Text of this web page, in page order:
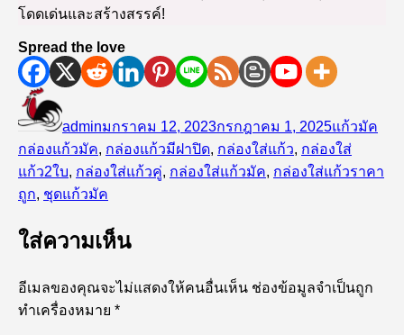
โดดเด่นและสร้างสรรค์!
Spread the love
เขียน
adminเมื่อ
มกราคม 12, 2023กรกฎาคม 1, 2025หมู่
แก้วมัค
กล่องแก้วมัค, กล่องแก้วมีฝาปิด, กล่องใส่แก้ว, กล่องใส่
แก้ว2ใบ, กล่องใส่แก้วคู่, กล่องใส่แก้วมัค, กล่องใส่แก้วราคา
ถูก, ชุดแก้วมัค
ใส่ความเห็น
อีเมลของคุณจะไม่แสดงให้คนอื่นเห็น ช่องข้อมูลจำเป็นถูก
ทำเครื่องหมาย *